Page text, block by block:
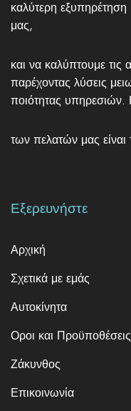
καλύτερη
μας,
και να καλύπτουμε
παρέχοντας λύσεις
ποιότητας υπηρεσιών.
των πελατών μας είναι
Εξερευνήστε
Αρχική
Σχετικά με εμάς
Αυτοκίνητα
Οροι και Προϋποθέσεις
Ζάκυνθος
Επικοινωνία